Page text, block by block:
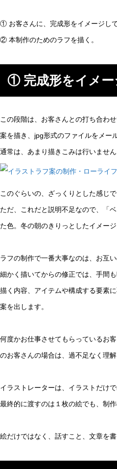
① お客さんに、完成形をイメージして
② 本制作のためのラフを描く。
① 完成形をイメー
この段階は、お客さんとの打ち合わせ
案を描き、jpg形式のファイルをメー
通常は、あまり描きこみは行いません
このぐらいの、ざっくりとした感じ
ただ、これだと説明不足なので、「
た色。冬の朝のきりっとしたイメー
ラフの制作で一番大事なのは、お互
細かく描いてからの修正では、手間
描く内容、アイテムや構成する要素
案を出します。
何度かお仕事させてもらっているお
のお客さんの場合は、過不足なく理
イラストレーターは、イラストだけ
最終的に渡すのは１枚の絵でも、制
絵だけではなく、話すこと、文章を